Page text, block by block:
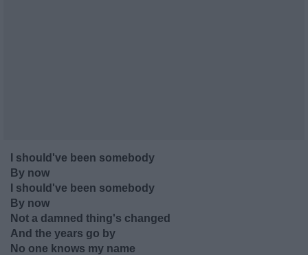
I should've been somebody
By now
I should've been somebody
By now
Not a damned thing's changed
And the years go by
No one knows my name